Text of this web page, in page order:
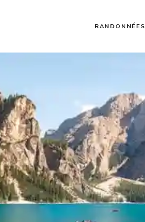
RANDONNÉES